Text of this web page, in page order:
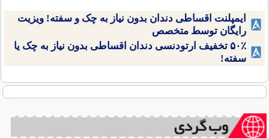
ایمپلنت اقساطی دندان بدون نیاز به چک و سفته! ویزیت
رایگان توسط متخصص
۵۰٪ تخفیف ارتودنسی دندان اقساطی بدون نیاز به چک یا
سفته!